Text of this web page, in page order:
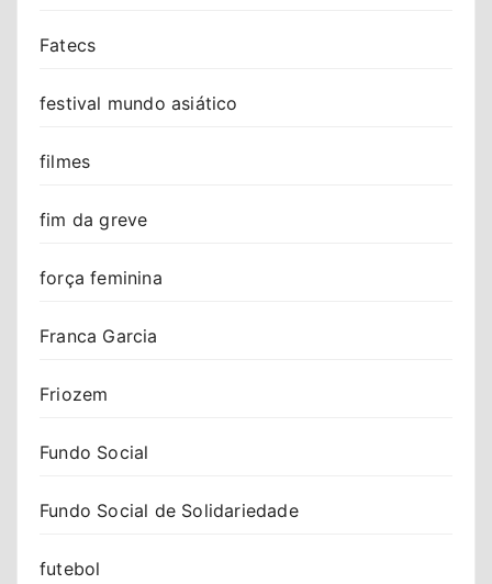
Fatecs
festival mundo asiático
filmes
fim da greve
força feminina
Franca Garcia
Friozem
Fundo Social
Fundo Social de Solidariedade
futebol